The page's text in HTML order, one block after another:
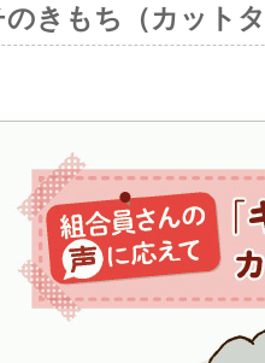
のきもち（カット